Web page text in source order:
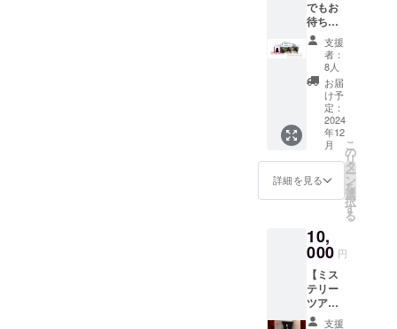
でもお
待ちし
てます
プラ
ン】 ・
オリジ
ナルク
リア
ファイ
ル（A5
サイ
ズ） ・
ライト
アップ
観覧券
年12月1
日～
2025年
1月31日
期日
分） ・
橦木館
支援
者：
8人
お届
け予
定：
2024
年12
月
詳細を見る
こ
の
リ
タ
ー
ン
を
選
択
す
る
10,
000 円
【ミス
テリー
ツアー
プラ支援